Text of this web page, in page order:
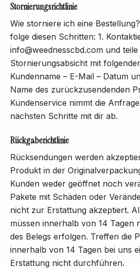
Stornierungsrichtlinie
Wie storniere ich eine
folge diesen Schritten: 1.
info@weednesscbd.com und
Stornierungsabsicht mit
Kundenname – E-Mail – Datum
Name des zurückzusendenden
Kundenservice nimmt die
nächsten Schritte mit dir ab.
Rückgaberichtlinie
Rücksendungen werden
Produkt in der
Kunden weder geöffnet noch
Pakete mit Schäden oder
nicht zur Erstattung akzeptiert.
müssen innerhalb von 14 Tagen
des Belegs erfolgen. Treffen die
innerhalb von 14 Tagen bei uns
Erstattung nicht durchführen.